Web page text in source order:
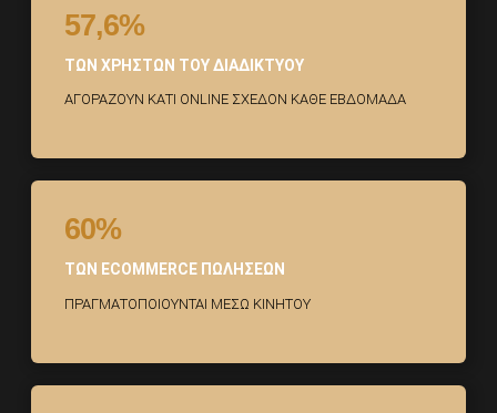
57,6%
ΤΩΝ ΧΡΗΣΤΩΝ ΤΟΥ ΔΙΑΔΙΚΤΥΟΥ
ΑΓΟΡΑΖΟΥΝ ΚΑΤΙ ONLINE ΣΧΕΔΟΝ ΚΑΘΕ ΕΒΔΟΜΑΔΑ
60%
ΤΩΝ ECOMMERCE ΠΩΛΗΣΕΩΝ
ΠΡΑΓΜΑΤΟΠΟΙΟΥΝΤΑΙ ΜΕΣΩ ΚΙΝΗΤΟΥ